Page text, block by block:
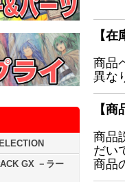
GX －ラー
【
商品
異な
【
商品
だい
商品